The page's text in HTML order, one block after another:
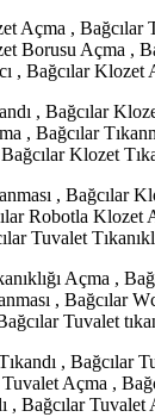
Açma , Bağcılar
Borusu Açma ,
, Bağcılar Klozet
, Bağcılar
, Bağcılar
Klozet
, Bağcılar
Robotla Klozet
Tuvalet
Açma ,
, Bağcılar
Tuvalet
, Bağcılar
Tuvalet Açma ,
, Bağcılar Tuvalet